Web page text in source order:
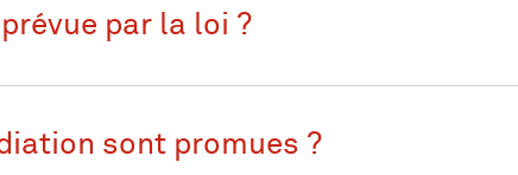
par la loi ?
sont promues ?